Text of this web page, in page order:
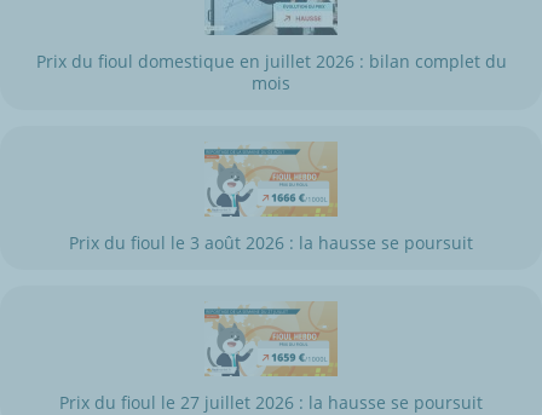
Prix du fioul domestique en juillet 2026 : bilan complet du
mois
Prix du fioul le 3 août 2026 : la hausse se poursuit
Prix du fioul le 27 juillet 2026 : la hausse se poursuit